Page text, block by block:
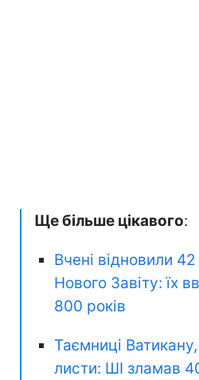
Ще більше цікавого:
Вчені відновили
Нового Завіту: їх
800 років
Таємниці
листи: ШІ зламав